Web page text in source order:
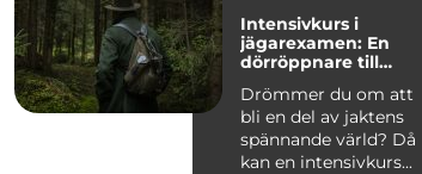
Intensivkurs i
jägarexamen: En
dörröppnare till
Drömmer du om att
bli en del av jaktens
spännande värld? Då
kan en intensivkurs...